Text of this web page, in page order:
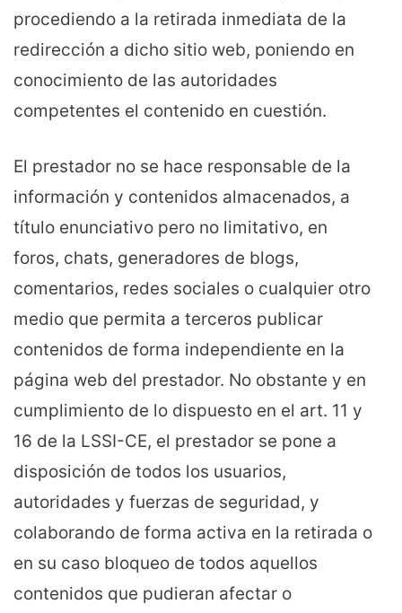
procediendo a la retirada inmediata de la
redirección a dicho sitio web, poniendo en
conocimiento de las autoridades
competentes el contenido en cuestión.
El prestador no se hace responsable de la
información y contenidos almacenados, a
título enunciativo pero no limitativo, en
foros, chats, generadores de blogs,
comentarios, redes sociales o cualquier otro
medio que permita a terceros publicar
contenidos de forma independiente en la
página web del prestador. No obstante y en
cumplimiento de lo dispuesto en el art. 11 y
16 de la LSSI-CE, el prestador se pone a
disposición de todos los usuarios,
autoridades y fuerzas de seguridad, y
colaborando de forma activa en la retirada o
en su caso bloqueo de todos aquellos
contenidos que pudieran afectar o